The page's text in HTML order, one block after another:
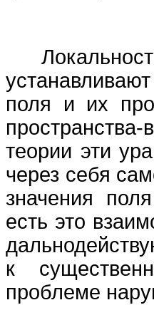
поля и их
теории эти
через себя
значения
есть это
к
проблеме